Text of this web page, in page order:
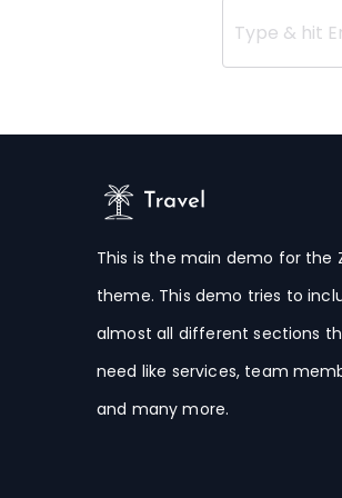
This is the main demo for the
theme. This demo tries to
almost all different sections
need like services, team
and many more.